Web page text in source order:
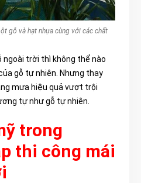
gỗ và hạt nhựa cùng với các chất
ngoài trời thì không thể nào
gỗ tự nhiên. Nhưng thay
mưa hiệu quả vượt trội
tự như gỗ tự nhiên.
trong
thi công mái